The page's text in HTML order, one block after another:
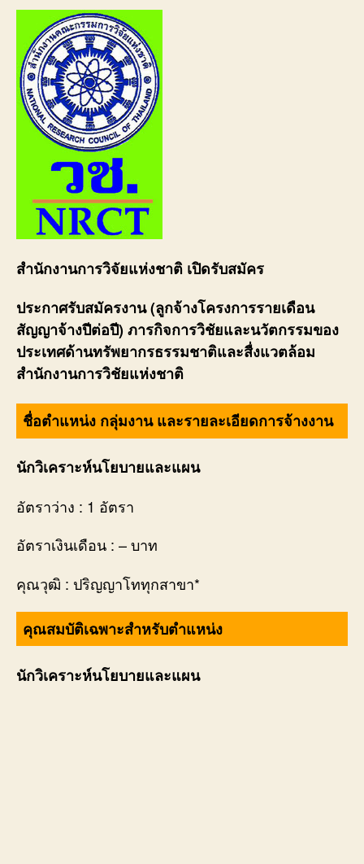
สำนักงานการวิจัยแห่งชาติ เปิดรับสมัคร
ประกาศรับสมัครงาน (ลูกจ้างโครงการรายเดือน
สัญญาจ้างปีต่อปี) ภารกิจการวิชัยและนวัตกรรมของ
ประเทศด้านทรัพยากรธรรมชาติและสื่งแวตล้อม
สำนักงานการวิชัยแห่งชาติ
ชื่อตำแหน่ง กลุ่มงาน และรายละเอียดการจ้างงาน
นักวิเคราะห์นโยบายและแผน
อัตราว่าง : 1 อัตรา
อัตราเงินเดือน : – บาท
คุณวุฒิ : ปริญญาโททุกสาขา*
คุณสมบัติเฉพาะสำหรับตำแหน่ง
นักวิเคราะห์นโยบายและแผน